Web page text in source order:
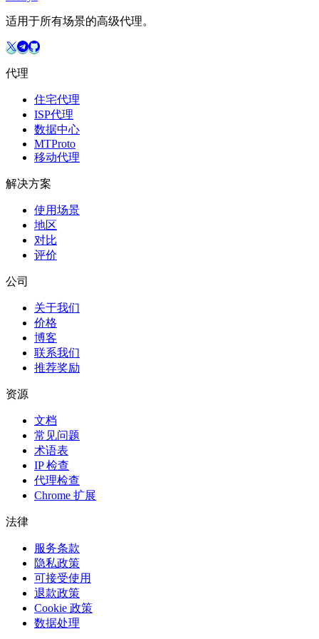
适用于所有场景的高级代理。
代理
住宅代理
ISP代理
数据中心
MTProto
移动代理
解决方案
使用场景
地区
对比
评价
公司
关于我们
价格
博客
联系我们
推荐奖励
资源
文档
常见问题
术语表
IP 检查
代理检查
Chrome 扩展
法律
服务条款
隐私政策
可接受使用
退款政策
Cookie 政策
数据处理